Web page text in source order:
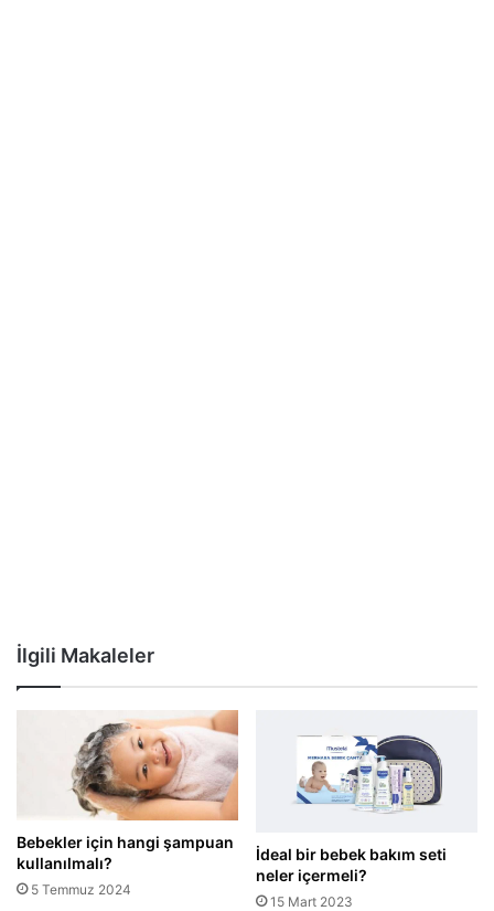
İlgili Makaleler
Bebekler için hangi şampuan
kullanılmalı?
5 Temmuz 2024
İdeal bir bebek bakım seti
neler içermeli?
15 Mart 2023